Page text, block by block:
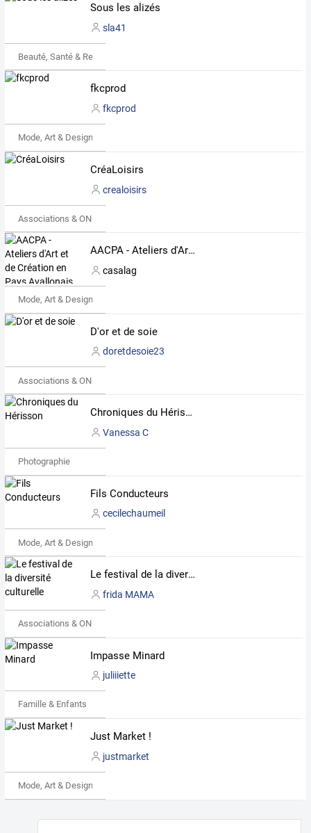
Sous les alizés
sla41
Beauté, Santé & Remise en forme
fkcprod
fkcprod
Mode, Art & Design
CréaLoisirs
crealoisirs
Associations & ONG
AACPA - Ateliers d'Art et de Création en Pays Avallonais
casalag
Mode, Art & Design
D'or et de soie
doretdesoie23
Associations & ONG
Chroniques du Hérisson
Vanessa C
Photographie
Fils Conducteurs
cecilechaumeil
Mode, Art & Design
Le festival de la diversité culturelle
frida MAMA
Associations & ONG
Impasse Minard
juliiiette
Famille & Enfants
Just Market !
justmarket
Mode, Art & Design